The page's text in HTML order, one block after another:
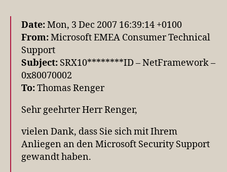
mit
Lösung)
Date:Mon, 3 Dec 2007 16:39:14 +0100
From:Microsoft EMEA Consumer Technical
Support
Subject: SRX10********ID – NetFramework –
0x80070002
To:Thomas Renger
Sehr geehrter Herr Renger,
vielen Dank, dass Sie sich mit Ihrem
Anliegen an den Microsoft Security Support
gewandt haben.